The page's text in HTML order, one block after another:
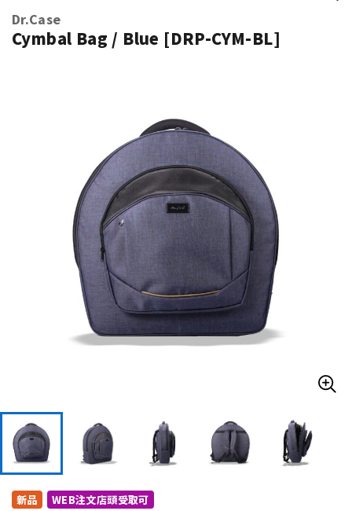
ドラム パーカッション
キーボード 電子ピアノ
管楽器 その他楽器
DJ機器 DTM
Dr.Case
Cymbal Bag / Blue [DRP-CYM-BL]
新品 WEB注文店頭受取可